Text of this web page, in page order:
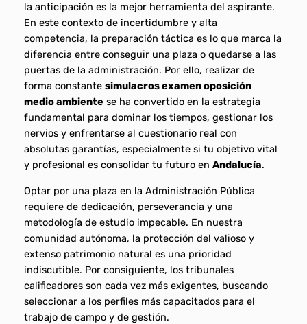
la anticipación es la mejor herramienta del aspirante.
En este contexto de incertidumbre y alta
competencia, la preparación táctica es lo que marca la
diferencia entre conseguir una plaza o quedarse a las
puertas de la administración. Por ello, realizar de
forma constante simulacros examen oposición
medio ambiente se ha convertido en la estrategia
fundamental para dominar los tiempos, gestionar los
nervios y enfrentarse al cuestionario real con
absolutas garantías, especialmente si tu objetivo vital
y profesional es consolidar tu futuro en Andalucía.
Optar por una plaza en la Administración Pública
requiere de dedicación, perseverancia y una
metodología de estudio impecable. En nuestra
comunidad autónoma, la protección del valioso y
extenso patrimonio natural es una prioridad
indiscutible. Por consiguiente, los tribunales
calificadores son cada vez más exigentes, buscando
seleccionar a los perfiles más capacitados para el
trabajo de campo y de gestión.